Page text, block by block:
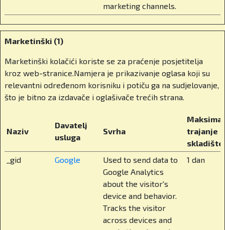
Kad govorimo o privatnom obrazovanju u
ili alternativa? Što vi kažete na to?
Privatno obrazovanje kod nas prečesto se
doživljava kao ekskluzivno. Ali ono ne bi moralo
biti takvo. Treba na njega gledati kao na
dugoročno ulaganje. Mi se zalažemo za tzv.
gdje će ga iskoristiti, u državnoj ili privatnoj školi.
To ne samo da bi smanjilo trošak roditeljima, već
bi podiglo kvalitetu u cijelom sustavu. Jer kad su
škole na tržištu, počnu se boriti za učenike i za
izvrsnost. A mi, koji smo obrazovnu instituciju
pokrenuli kao obitelj, to jako dobro razumijemo.
Zašto je to još bitno, bitno je zato što roditelj koji
plaća poreze mora imati pravo na izbor, jer se
ionako iz njegovih poreza financiraju državne
marketing channels.
Marketinški (1)
Marketinški kolačići koriste se za praćenje posjetitelja
kroz web-stranice.Namjera je prikazivanje oglasa koji su
relevantni određenom korisniku i potiču ga na sudjelovanje,
što je bitno za izdavače i oglašivače trećih strana.
Naziv
Davatelj
usluga
Svrha
trajanje
_gid
Google
Used to send data to
Google Analytics
about the visitor's
device and behavior.
Tracks the visitor
across devices and
1 dan